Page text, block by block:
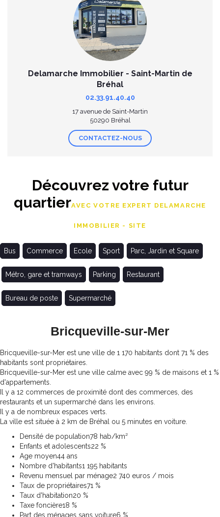
Delamarche Immobilier - Saint-Martin de
Bréhal
02.33.91.40.40
17 avenue de Saint-Martin
50290 Bréhal
CONTACTEZ-NOUS
Découvrez votre futur
quartierAVEC VOTRE EXPERT DELAMARCHE
IMMOBILIER - SITE
Bus Commerce Ecole Sport Parc, Jardin et Square
Métro, gare et tramways Parking Restaurant
Bureau de poste Supermarché
Bricqueville-sur-Mer
Bricqueville-sur-Mer est une ville de 1 170 habitants dont 71 % des
habitants sont propriétaires.
Bricqueville-sur-Mer est une ville calme avec 99 % de maisons et 1 %
d'appartements.
Il y a 12 commerces de proximité dont des commerces, des
restaurants et un supermarché dans les environs.
Il y a de nombreux espaces verts.
La ville est située à 2 km de Bréhal ou 5 minutes en voiture.
Densité de population78 hab/km²
Enfants et adolescents22 %
Age moyen44 ans
Nombre d'habitants1 195 habitants
Revenu mensuel par ménage2 740 euros / mois
Taux de propriétaires71 %
Taux d'habitation20 %
Taxe foncière18 %
Part des ménages sans voiture6 %